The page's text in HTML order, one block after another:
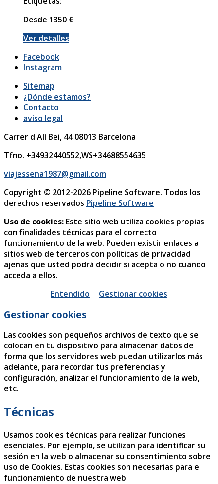
Desde 1350 €
Ver detalles
Facebook
Instagram
Sitemap
¿Dónde estamos?
Contacto
aviso legal
Carrer d'Alí Bei, 44 08013 Barcelona
Tfno. +34932440552,WS+34688554635
viajessena1987@gmail.com
Copyright © 2012-2026 Pipeline Software. Todos los
derechos reservados Pipeline Software
Uso de cookies: Este sitio web utiliza cookies propias
con finalidades técnicas para el correcto
funcionamiento de la web. Pueden existir enlaces a
sitios web de terceros con políticas de privacidad
ajenas que usted podrá decidir si acepta o no cuando
acceda a ellos.
Entendido
Gestionar cookies
Gestionar cookies
Las cookies son pequeños archivos de texto que se
colocan en tu dispositivo para almacenar datos de
forma que los servidores web puedan utilizarlos más
adelante, para recordar tus preferencias y
configuración, analizar el funcionamiento de la web,
etc.
Técnicas
Usamos cookies técnicas para realizar funciones
esenciales. Por ejemplo, se utilizan para identificar su
sesión en la web o almacenar su consentimiento sobre
uso de Cookies. Estas cookies son necesarias para el
funcionamiento de nuestra web.